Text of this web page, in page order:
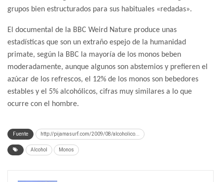
grupos bien estructurados para sus habituales «redadas».
El documental de la BBC Weird Nature produce unas
estadísticas que son un extraño espejo de la humanidad
primate, según la BBC la mayoría de los monos beben
moderadamente, aunque algunos son abstemios y prefieren el
azúcar de los refrescos, el 12% de los monos son bebedores
estables y el 5% alcohólicos, cifras muy similares a lo que
ocurre con el hombre.
Fuente http://pijamasurf.com/2009/08/alcoholico...
Alcohol Monos